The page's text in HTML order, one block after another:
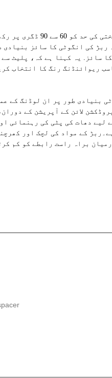
عام طور پر، اس
ربڑ کی انگوٹی کا سائز
سائز. یہ کہنا ہے کہ، پلیٹ
ریوائنڈنگ رنگ کا انتخاب
بنیادی طور پر ان لوڈنگ کے
لائن کے آپریشن کے
لیے دھات کی پٹی کی رہنمائی
ربڑ کے مواد کی لچک اور
براہ راست رابطے کو کم